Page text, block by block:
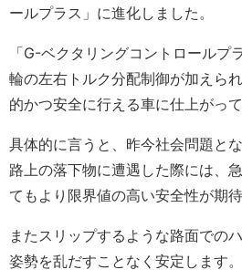
ールプラス」に進化しました。
「G-ベクタリングコントロールプ
輪の左右トルク分配制御が加えら
的かつ安全に行える車に仕上がって
具体的に言うと、昨今社会問題と
路上の落下物に遭遇した際には、
てもより限界値の高い安全性が期
またスリップするような路面での
姿勢を乱だすことなく安定します。